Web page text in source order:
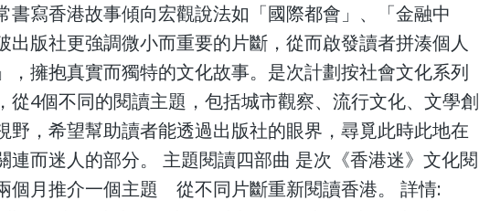
書寫香港故事傾向宏觀說法如「國際都會」、「金融中
出版社更強調微小而重要的片斷，從而啟發讀者拼湊個人
，擁抱真實而獨特的文化故事。是次計劃按社會文化系列
從4個不同的閱讀主題，包括城市觀察、流行文化、文學創
野，希望幫助讀者能透過出版社的眼界，尋覓此時此地在
連而迷人的部分。 主題閱讀四部曲 是次《香港迷》文化閱
個月推介一個主題 從不同片斷重新閱讀香港。 詳情: